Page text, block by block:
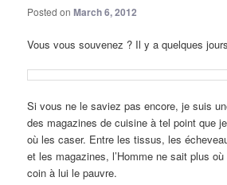
Posted onMarch 6, 2012
Vous vous souvenez ? Il y a quelques
Si vous ne le saviez pas encore, je suis
des magazines de cuisine à tel point que
où les caser. Entre les tissus, les
et les magazines, l’Homme ne sait plus
coin à lui le pauvre.